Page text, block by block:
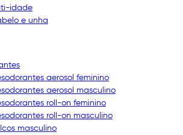
idade
e unha
aerosol feminino
aerosol masculino
roll-on feminino
roll-on masculino
masculino